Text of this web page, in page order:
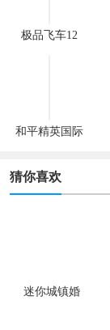
极品飞车12
和平精英国际
猜你喜欢
迷你城镇婚